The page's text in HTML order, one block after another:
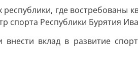
где
спорта Республики Бурятия
вклад в развитие